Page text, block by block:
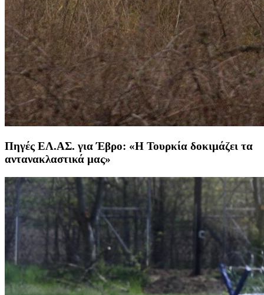
Πηγές ΕΛ.ΑΣ. για Έβρο: «Η Τουρκία δοκιμάζει τα
αντανακλαστικά μας»